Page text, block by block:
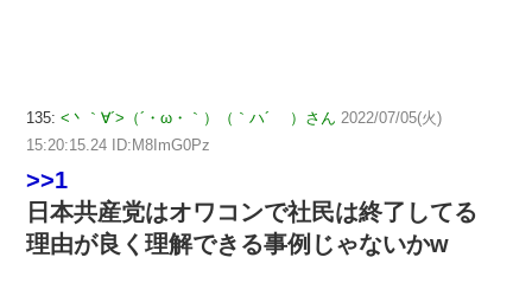
135: <丶｀∀´>（´・ω・｀）（｀ハ´ ）さん 2022/07/05(火)
15:20:15.24 ID:M8ImG0Pz
>>1
日本共産党はオワコンで社民は終了してる
理由が良く理解できる事例じゃないかw